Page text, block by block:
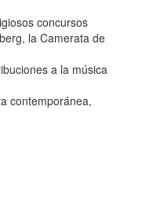
concursos
la Camerata de
a la música
contemporánea,